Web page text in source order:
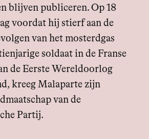
blijven publiceren. Op 18
voordat hij stierf aan de
van het mosterdgas
soldaat in de Franse
de Eerste Wereldoorlog
kreeg Malaparte zijn
van de
Partij.